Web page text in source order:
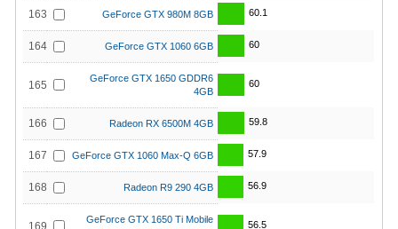
163 GeForce GTX 980M 8GB 60.1
164 GeForce GTX 1060 6GB 60
165
GeForce GTX 1650 GDDR6
4GB
60
166 Radeon RX 6500M 4GB 59.8
167 GeForce GTX 1060 Max-Q 6GB 57.9
168 Radeon R9 290 4GB 56.9
169
GeForce GTX 1650 Ti Mobile
56.5